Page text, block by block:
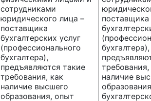
сотрудниками
юридического лица –
поставщика
бухгалтерских услуг
(профессионального
бухгалтера),
предъявляются такие
требования, как
наличие высшего
образования, опыт
поставщика
бухгалтера),
требования,
наличие